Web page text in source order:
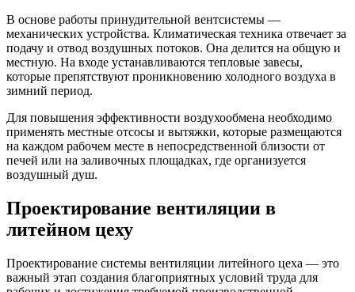
В основе работы принудительной вентсистемы —
механических устройства. Климатическая техника отвечает за
подачу и отвод воздушных потоков. Она делится на общую и
местную. На входе устанавливаются тепловые завесы,
которые препятствуют проникновению холодного воздуха в
зимний период.
Для повышения эффективности воздухообмена необходимо
применять местные отсосы и вытяжки, которые размещаются
на каждом рабочем месте в непосредственной близости от
печей или на заливочных площадках, где организуется
воздушный душ.
Проектирование вентиляции в
литейном цеху
Проектирование системы вентиляции литейного цеха — это
важный этап создания благоприятных условий труда для